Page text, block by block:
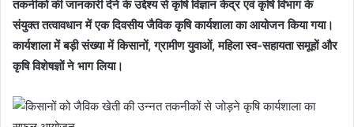
तकनीकों की जानकारी देने के उद्देश्य से कृषि विज्ञान केंद्र एवं कृषि विभाग के
संयुक्त तत्वावधान में एक दिवसीय जैविक कृषि कार्यशाला का आयोजन किया गया।
कार्यशाला में बड़ी संख्या में किसानों, ग्रामीण युवाओं, महिला स्व-सहायता समूहों और
कृषि विशेषज्ञों ने भाग लिया।